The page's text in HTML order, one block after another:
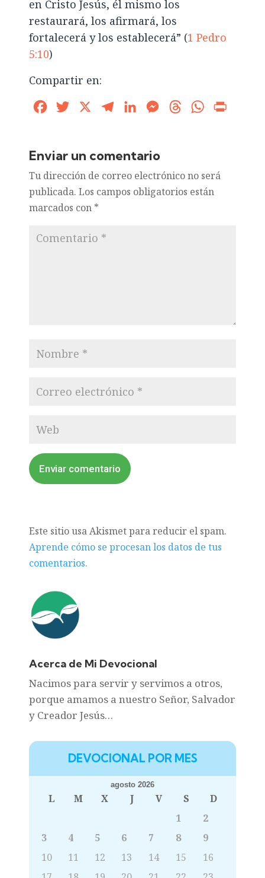
en Cristo Jesús, él mismo los
restaurará, los afirmará, los
fortalecerá y los establecerá” (1 Pedro
5:10)
Compartir en:
FacebookTwitter TelegramLinkedInMessengerThreadsWhatsApp
Enviar un comentario
Tu dirección de correo electrónico no será
publicada. Los campos obligatorios están
marcados con *
Enviar comentario
Este sitio usa Akismet para reducir el spam.
Aprende cómo se procesan los datos de tus
comentarios.
Acerca de Mi Devocional
Nacimos para servir y servimos a otros,
porque amamos a nuestro Señor, Salvador
y Creador Jesús…
DEVOCIONAL POR MES
agosto 2026
L M X J V S
D
1
2
3
4 5 6 7 8
9
10
11 12 13 14 15
16